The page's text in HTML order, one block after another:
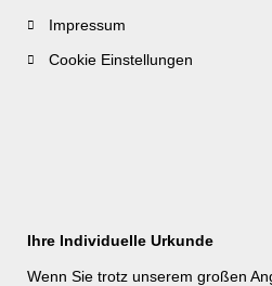
Impressum
Cookie Einstellungen
Ihre Individuelle Urkunde
Wenn Sie trotz unserem großen